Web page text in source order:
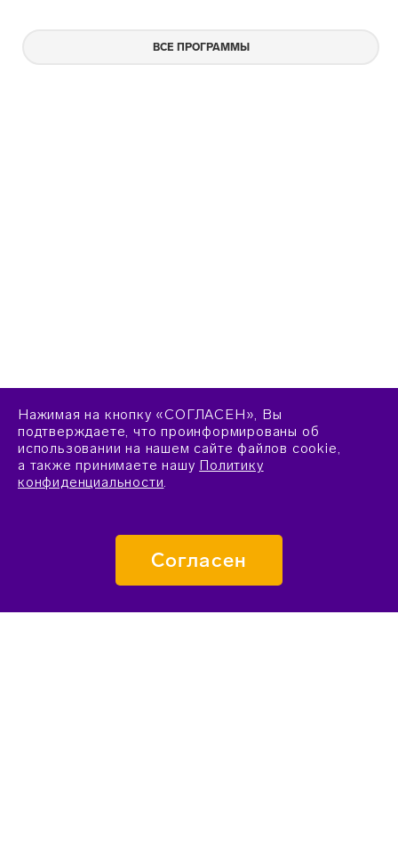
ВСЕ ПРОГРАММЫ
Нажимая на кнопку «СОГЛАСЕН», Вы
подтверждаете, что проинформированы об
использовании на нашем сайте файлов cookie,
а также принимаете нашу Политику
конфиденциальности.
Согласен